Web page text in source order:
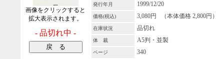
画像をクリックすると
拡大表示されます。
- 品切れ中 -
発行年月 1999/12/20
価格(税込) 3,080円 （本体価格 2,800円）
在庫状況 品切れ
体 裁 A5判・並製
ページ 340